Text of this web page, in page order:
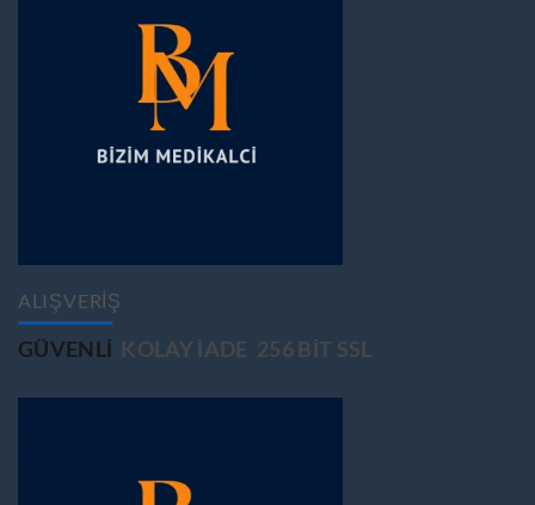
ALIŞVERİŞ
GÜVENLİ KOLAY İADE 256 BİT SSL